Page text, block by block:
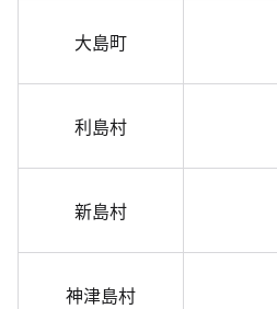
大島町
利島村
新島村
神津島村